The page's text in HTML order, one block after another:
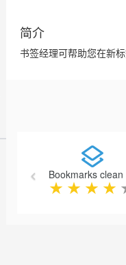
简介
书签经理可帮助您在新
Bookmarks clean
★ ★ ★ ★